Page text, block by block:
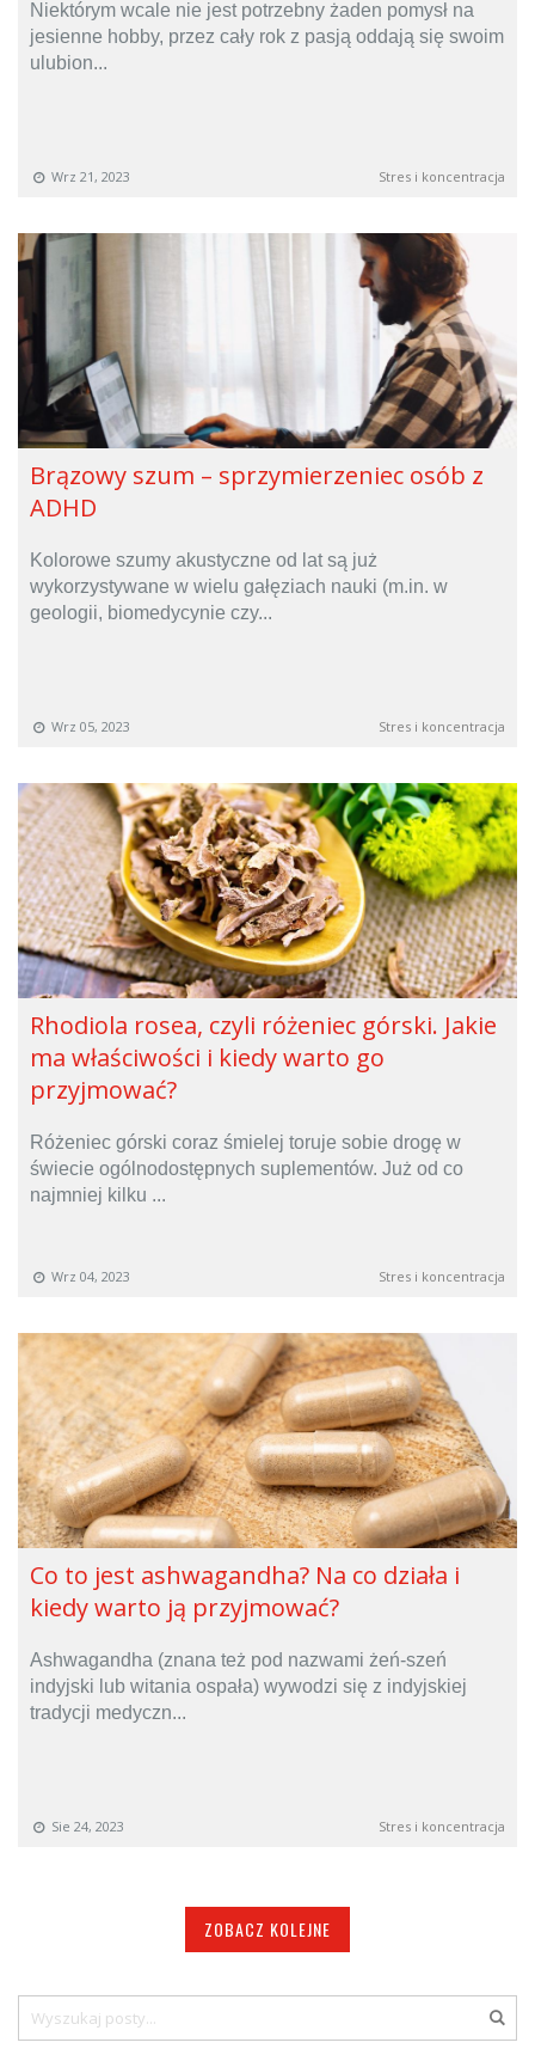
Niektórym wcale nie jest potrzebny żaden pomysł na
jesienne hobby, przez cały rok z pasją oddają się swoim
ulubion...
Wrz 21, 2023 Stres i koncentracja
Brązowy szum – sprzymierzeniec osób z
ADHD
Kolorowe szumy akustyczne od lat są już
wykorzystywane w wielu gałęziach nauki (m.in. w
geologii, biomedycynie czy...
Wrz 05, 2023 Stres i koncentracja
Rhodiola rosea, czyli różeniec górski. Jakie
ma właściwości i kiedy warto go
przyjmować?
Różeniec górski coraz śmielej toruje sobie drogę w
świecie ogólnodostępnych suplementów. Już od co
najmniej kilku ...
Wrz 04, 2023 Stres i koncentracja
Co to jest ashwagandha? Na co działa i
kiedy warto ją przyjmować?
Ashwagandha (znana też pod nazwami żeń-szeń
indyjski lub witania ospała) wywodzi się z indyjskiej
tradycji medyczn...
Sie 24, 2023 Stres i koncentracja
ZOBACZ KOLEJNE